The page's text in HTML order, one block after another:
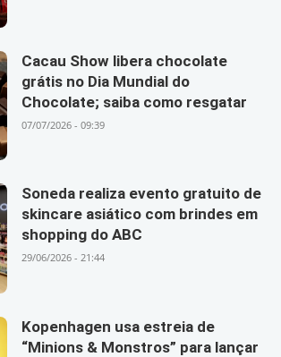
Cacau Show libera chocolate
grátis no Dia Mundial do
Chocolate; saiba como resgatar
07/07/2026 - 09:39
Soneda realiza evento gratuito de
skincare asiático com brindes em
shopping do ABC
29/06/2026 - 21:44
Kopenhagen usa estreia de
“Minions & Monstros” para lançar